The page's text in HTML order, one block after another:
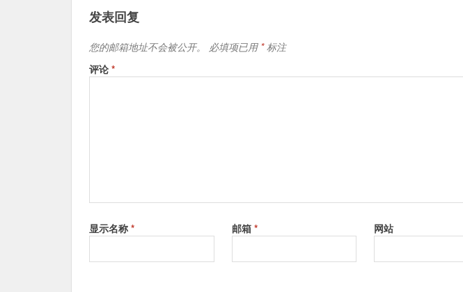
发表回复
您的邮箱地址不会被公开。 必填项已用 *标注
评论 *
显示名称 * 邮箱 * 网站